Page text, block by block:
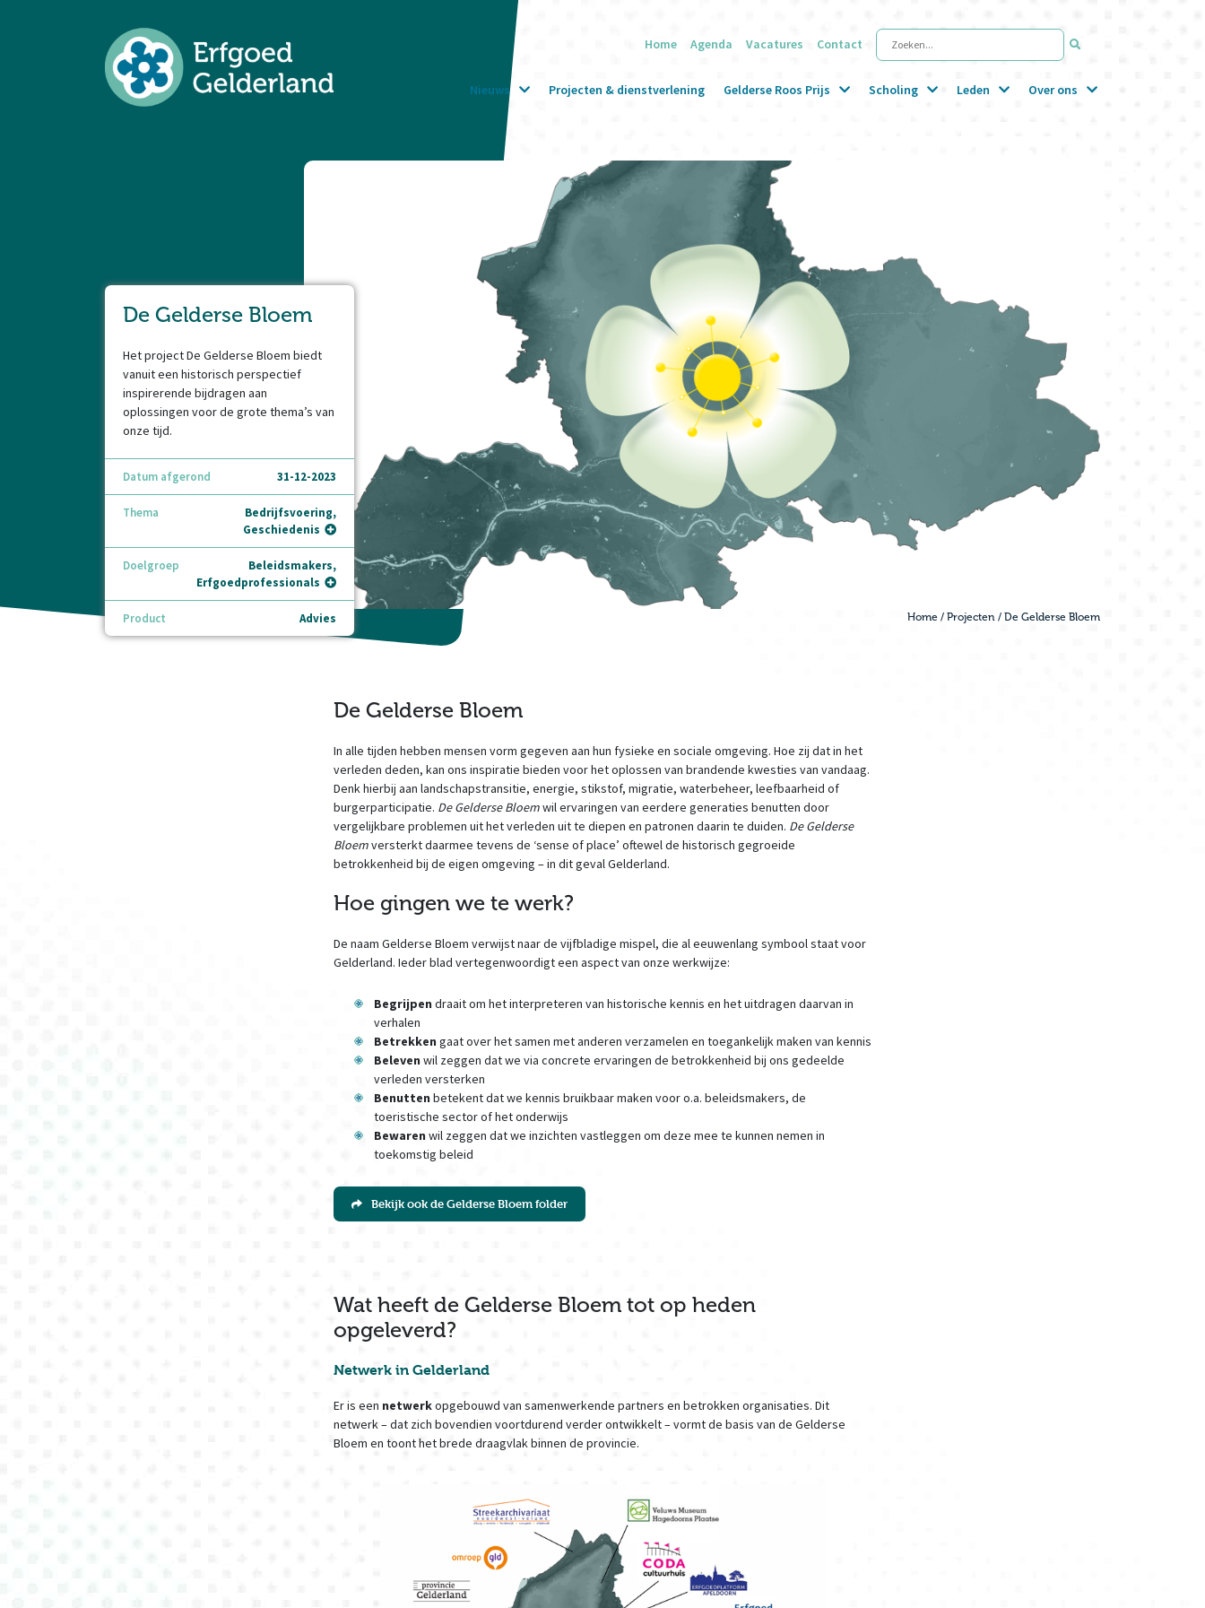
Home Agenda Vacatures Contact Zoeken...
Nieuws Projecten & dienstverlening Gelderse Roos Prijs Scholing Leden Over ons
De Gelderse Bloem
Het project De Gelderse Bloem biedt
vanuit een historisch perspectief
inspirerende bijdragen aan
oplossingen voor de grote thema’s van
onze tijd.
Datum afgerond 31-12-2023
Thema
Bedrijfsvoering,
Geschiedenis
Doelgroep
Beleidsmakers,
Erfgoedprofessionals
Product Advies Home / Projecten / De Gelderse Bloem
De Gelderse Bloem
In alle tijden hebben mensen vorm gegeven aan hun fysieke en sociale omgeving. Hoe zij dat in het
verleden deden, kan ons inspiratie bieden voor het oplossen van brandende kwesties van vandaag.
Denk hierbij aan landschapstransitie, energie, stikstof, migratie, waterbeheer, leefbaarheid of
burgerparticipatie. De Gelderse Bloemwil ervaringen van eerdere generaties benutten door
vergelijkbare problemen uit het verleden uit te diepen en patronen daarin te duiden. De Gelderse
Bloemversterkt daar­mee tevens de ‘sense of place’ oftewel de historisch gegroeide
betrokkenheid bij de eigen omgeving – in dit geval Gelderland.
Hoe gingen we te werk?
De naam Gelderse Bloem verwijst naar de vijfbladige mispel, die al eeuwenlang symbool staat voor
Gelderland. Ieder blad vertegenwoordigt een aspect van onze werkwijze:
Begrijpen draait om het interpreteren van historische kennis en het uitdragen daarvan in
verhalen
Betrekken gaat over het samen met anderen verzamelen en toegankelijk maken van kennis
Beleven wil zeggen dat we via concrete ervaringen de betrokkenheid bij ons gedeelde
verleden versterken
Benutten betekent dat we kennis bruikbaar maken voor o.a. beleidsmakers, de
toeristische sector of het onderwijs
Bewarenwil zeggen dat we inzichten vastleggen om deze mee te kunnen nemen in
toekomstig beleid
Bekijk ook de Gelderse Bloem folder
Wat heeft de Gelderse Bloem tot op heden
opgeleverd?
Netwerk in Gelderland
Er is een netwerkopgebouwd van samenwerkende partners en betrokken organisaties. Dit
netwerk – dat zich bovendien voortdurend verder ontwikkelt – vormt de basis van de Gelderse
Bloem en toont het brede draagvlak binnen de provincie.